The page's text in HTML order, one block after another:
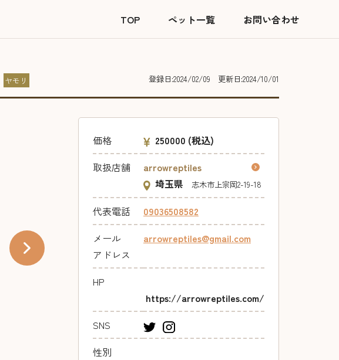
TOP ペット一覧 お問い合わせ
ヤモリ 登録日:2024/02/09 更新日:2024/10/01
価格 250000 (税込)
取扱店舗
arrowreptiles
埼玉県
志木市上宗岡2-19-18
代表電話
09036508582
メール
アドレス
arrowreptiles@gmail.com
HP
https://arrowreptiles.com/
SNS
性別